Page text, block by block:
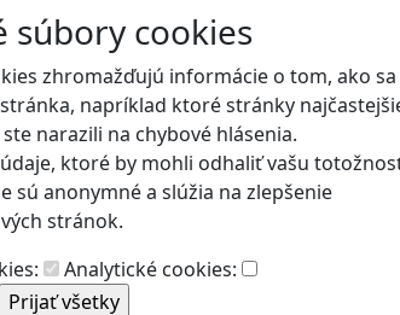
súbory cookies
zhromažďujú informácie o tom, ako sa
napríklad ktoré stránky
narazili na chybové hlásenia.
ktoré by mohli odhaliť vašu
sú anonymné a slúžia na zlepšenie
stránok.
Analytické cookies: